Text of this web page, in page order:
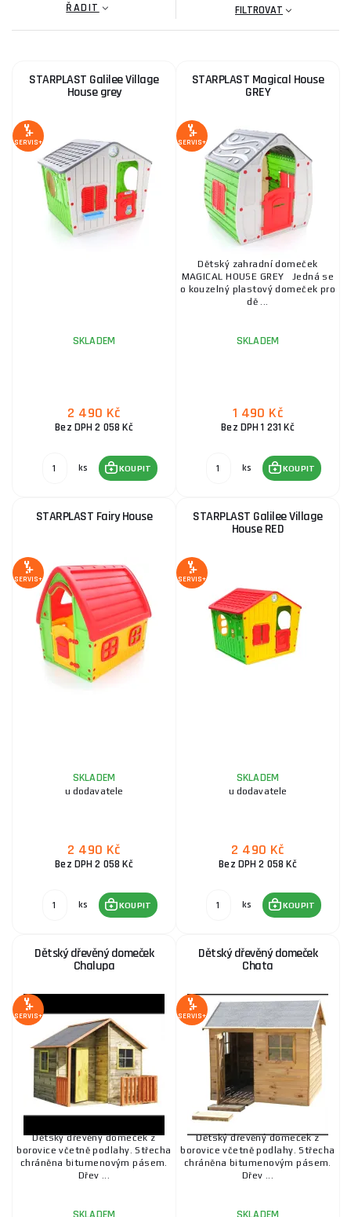
ŘADIT FILTROVAT
STARPLAST Galilee Village
House grey
SERVIS+
SKLADEM
2 490 Kč
Bez DPH 2 058 Kč
ks KOUPIT
STARPLAST Magical House
GREY
SERVIS+
Dětský zahradní domeček
MAGICAL HOUSE GREY Jedná se
o kouzelný plastový domeček pro
dě ...
SKLADEM
1 490 Kč
Bez DPH 1 231 Kč
ks KOUPIT
STARPLAST Fairy House
SERVIS+
SKLADEM
u dodavatele
2 490 Kč
Bez DPH 2 058 Kč
ks KOUPIT
STARPLAST Galilee Village
House RED
SERVIS+
SKLADEM
u dodavatele
2 490 Kč
Bez DPH 2 058 Kč
ks KOUPIT
Dětský dřevěný domeček
Chalupa
SERVIS+
Dětský dřevěný domeček z
borovice včetně podlahy. Střecha
chráněna bitumenovým pásem.
Dřev ...
Dětský dřevěný domeček
Chata
SERVIS+
Dětský dřevěný domeček z
borovice včetně podlahy. Střecha
chráněna bitumenovým pásem.
Dřev ...